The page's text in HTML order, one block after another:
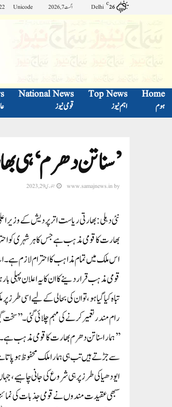
26
C
Delhi اگست 7, 2026 Unicode
Home
ہوم
Top News
اہم نیوز
National News
قومی نیوز
’سناتن دھرم‘ ہی
by
www.samajnews.in جنوری 29, 2023
نئی دہلی: بھارتی ریاست اتر پردیش کے وزیر
بھارت کا قومی مذہب ہے جس کا ہر شہری کو
اس ملک میں تمام مذاہب کا احترام لازم ہے۔
قومی مذہب قرار دینے کا ان کا یہ اعلان پہلی
تباہ کیا گیا ہو، تو ان کی بحالی کے لیے
رام مندر تعمیر کرنے کی مہم چلائی
’’ہمارا سناتن دھرم بھارت کا قومی
سے جڑتے ہیں تب ہی ہمارا ملک محفوظ ہو پاتا
سبھی عقیدت مندوں نے قومی جذبات کی